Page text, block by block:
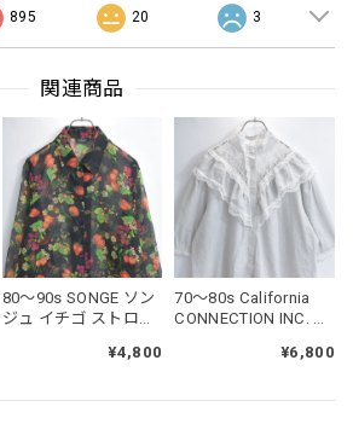
895 20 3
関連商品
80～90s SONGE ソン
ジュ イチゴ ストロベ
デザイン シアー ロン
ャパンヴィンテージ
¥4,800
70～80s California
CONNECTION INC. カ
ション フリル レース
ネック デザイン ブラ
¥6,800